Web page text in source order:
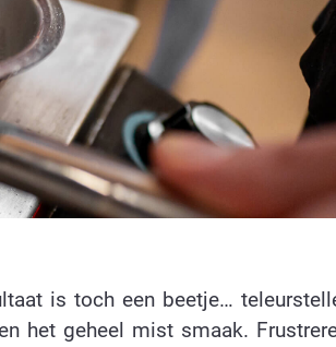
is toch een beetje…
het geheel mist smaak.